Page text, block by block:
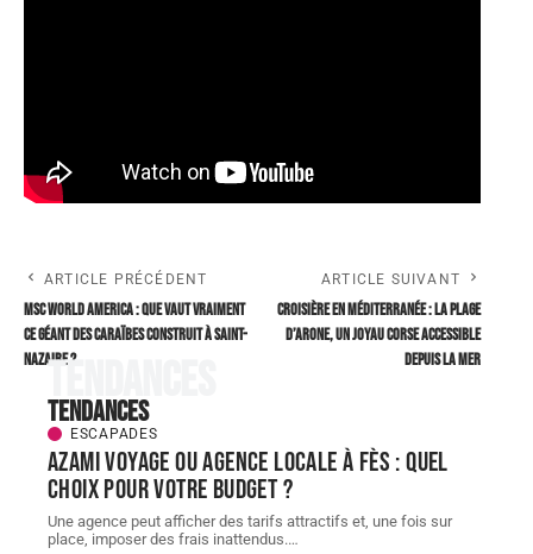
ARTICLE PRÉCÉDENT
MSC World America : que vaut vraiment
ce géant des Caraïbes construit à Saint-
Nazaire ?
ARTICLE SUIVANT
Croisière en Méditerranée : la plage
d’Arone, un joyau corse accessible
depuis la mer
Tendances
Tendances
ESCAPADES
AZAMI VOYAGE ou agence locale à Fès : quel
choix pour votre budget ?
Une agence peut afficher des tarifs attractifs et, une fois sur
place, imposer des frais inattendus.…